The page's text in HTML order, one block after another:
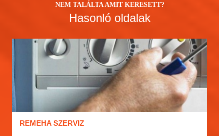
NEM TALÁLTA AMIT KERESETT?
Hasonló oldalak
REMEHA SZERVIZ